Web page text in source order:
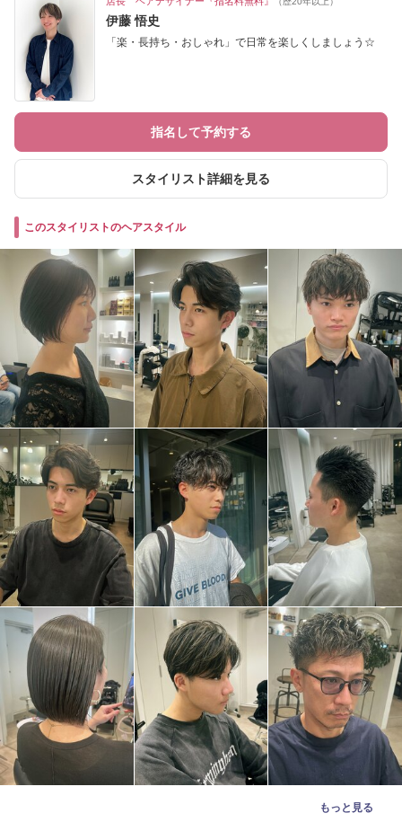
伊藤 悟史
「楽・長持ち・おしゃれ」で日常を楽しくしましょう☆
指名して予約する
スタイリスト詳細を見る
このスタイリストのヘアスタイル
もっと見る